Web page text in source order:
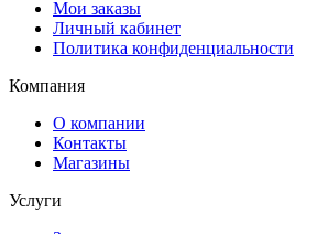
Мои заказы
Личный кабинет
Политика конфиденциальности
Компания
О компании
Контакты
Магазины
Услуги